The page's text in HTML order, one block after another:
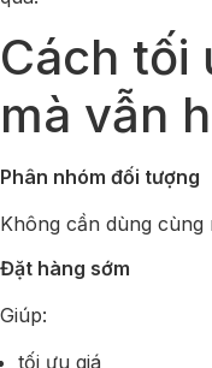
Cách tối
mà vẫn
Phân nhóm đối tượng
Không cần dùng cùng
Đặt hàng sớm
Giúp:
tối ưu giá